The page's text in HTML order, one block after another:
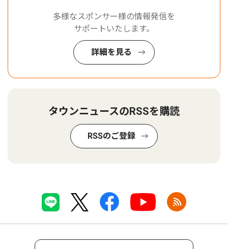
多様なスポンサー様の情報発信を
サポートいたします。
詳細を見る
タウンニュースのRSSを購読
RSSのご登録